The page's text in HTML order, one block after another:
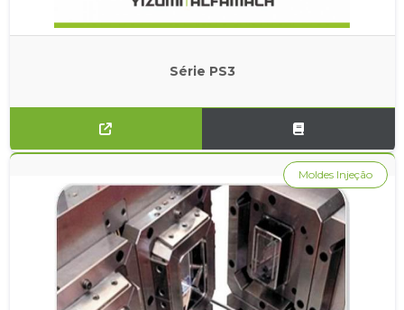
Série PS3
Moldes Injeção